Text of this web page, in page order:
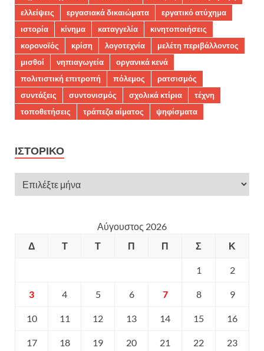
ελλείψεις
εργασιακά δικαιώματα
εργατικό ατύχημα
ιστορία
κίνημα καταγγελία
κινητοποιήσεις
κορονοϊός
κρίση λογοτεχνία
μελέτη περιβάλλοντος
μισθοί
νηπιαγωγεία
οργανικά κενά
πολιτιστική επιτροπή
πόλεμος
ρατσισμός
συντάξεις
συντονισμός σχολικά κτίρια
τέχνη
τοποθετήσεις
τράπεζα αίματος ψηφίσματα
ΙΣΤΟΡΙΚΌ
Αύγουστος 2026
Δ
Τ Τ Π Π Σ Κ
1 2
3 4 5 6 7 8 9
10 11 12 13 14 15 16
17 18 19 20 21 22 23